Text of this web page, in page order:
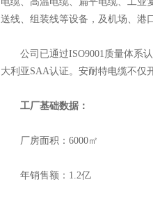
送线、组装线等设备，及机场、港
公司已通过ISO9001质量体系认
大利亚SAA认证。安耐特电缆不仅
工厂基础数据：
厂房面积：6000㎡
年销售额：1.2亿